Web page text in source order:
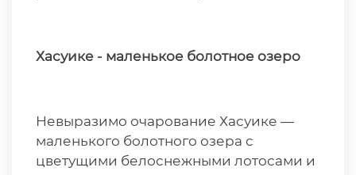
Хасуике - маленькое болотное озеро
Невыразимо очарование Хасуике —
маленького болотного озера с
цветущими белоснежными лотосами и